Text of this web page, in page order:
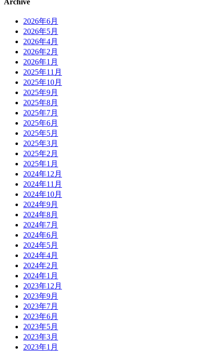
2026年6月
2026年5月
2026年4月
2026年2月
2026年1月
2025年11月
2025年10月
2025年9月
2025年8月
2025年7月
2025年6月
2025年5月
2025年3月
2025年2月
2025年1月
2024年12月
2024年11月
2024年10月
2024年9月
2024年8月
2024年7月
2024年6月
2024年5月
2024年4月
2024年2月
2024年1月
2023年12月
2023年9月
2023年7月
2023年6月
2023年5月
2023年3月
2023年1月